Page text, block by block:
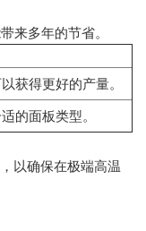
来多年的节省。
获得更好的产量。
的面板类型。
以确保在极端高温